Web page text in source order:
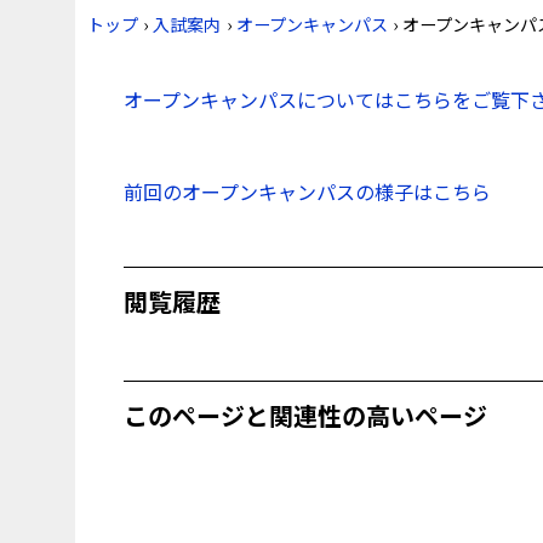
トップ › 入試案内 › オープンキャンパス › オープンキャンパ
オープンキャンパスについてはこちらをご覧下
前回のオープンキャンパスの様子はこちら
閲覧履歴
このページと関連性の高いページ